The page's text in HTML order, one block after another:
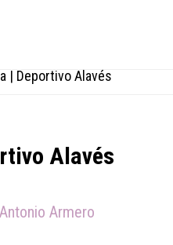
| Deportivo Alavés
Alavés
Antonio Armero